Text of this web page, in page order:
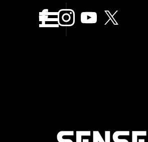
Saltar menÃº